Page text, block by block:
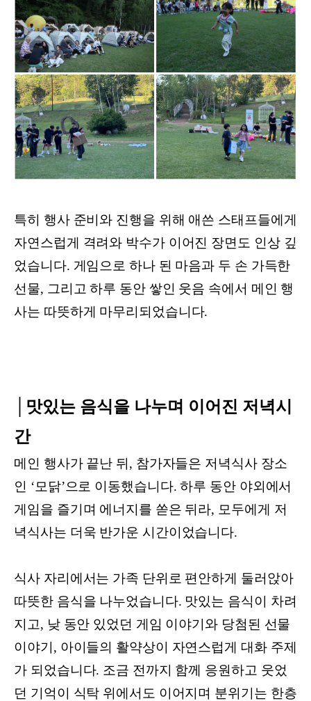
특히 행사 준비와 진행을 위해 애쓴 스태프들에게
자연스럽게 격려와 박수가 이어진 장면도 인상 깊
었습니다. 게임으로 하나 된 마음과 두 손 가득한
선물, 그리고 하루 동안 쌓인 웃음 속에서 메인 행
사는 따뜻하게 마무리되었습니다.
│맛있는 음식을 나누며 이어진 저녁시
간
메인 행사가 끝난 뒤, 참가자들은 저녁식사 장소
인 ‘모닭’으로 이동했습니다. 하루 동안 야외에서
게임을 즐기며 에너지를 쏟은 뒤라, 모두에게 저
녁식사는 더욱 반가운 시간이었습니다.
식사 자리에서는 가족 단위로 편안하게 둘러앉아
따뜻한 음식을 나누었습니다. 맛있는 음식이 차려
지고, 낮 동안 있었던 게임 이야기와 당첨된 선물
이야기, 아이들의 활약상이 자연스럽게 대화 주제
가 되었습니다. 조금 전까지 함께 응원하고 웃었
던 기억이 식탁 위에서도 이어지며 분위기는 한층